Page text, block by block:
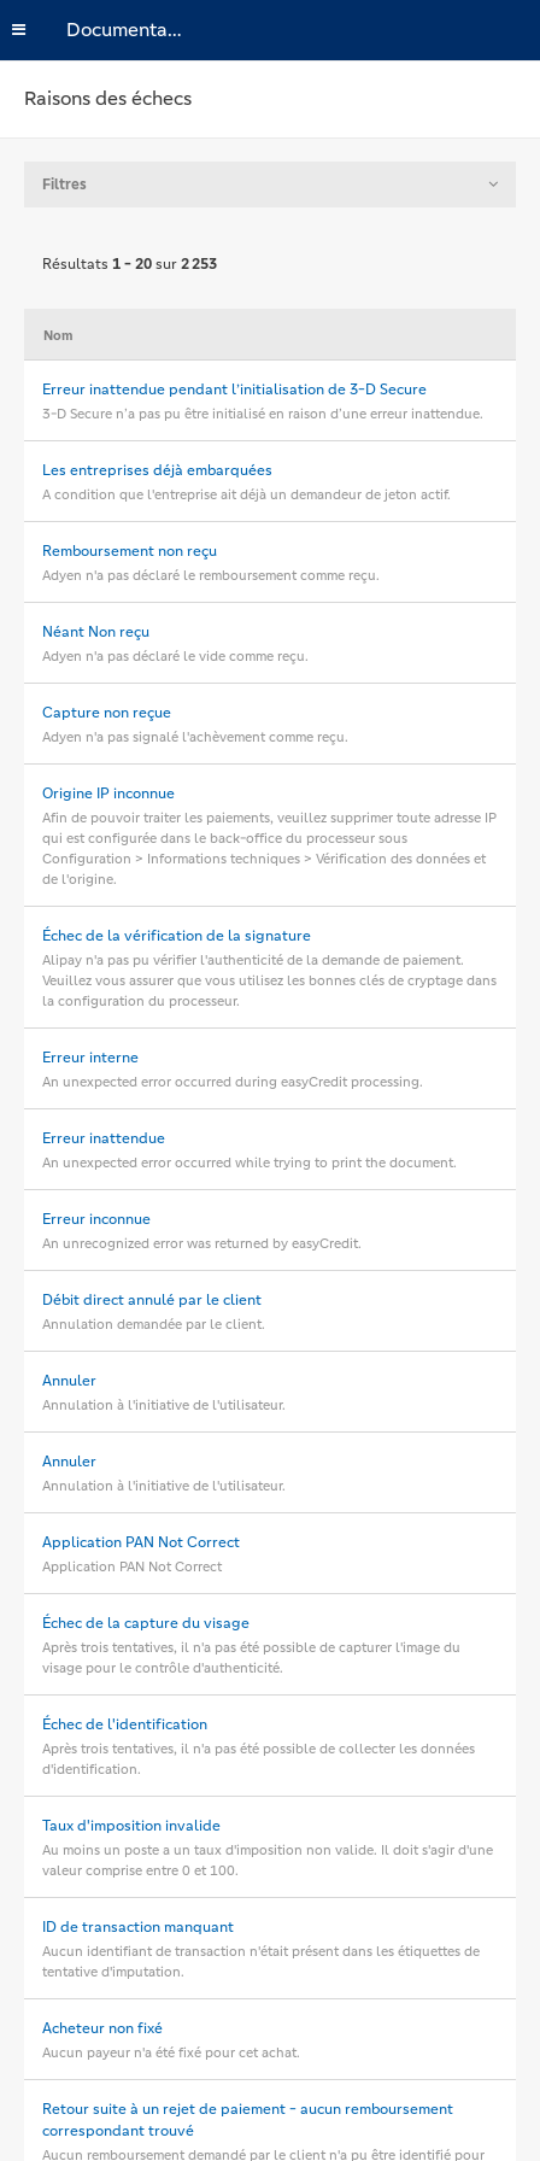
Documentation
Raisons des échecs
Filtres
Résultats 1 - 20sur2 253
Erreur inattendue pendant l’initialisation de 3-D Secure
3-D Secure n’a pas pu être initialisé en raison d’une erreur inattendue.
Les entreprises déjà embarquées
A condition que l'entreprise ait déjà un demandeur de jeton actif.
Remboursement non reçu
Adyen n'a pas déclaré le remboursement comme reçu.
Néant Non reçu
Adyen n'a pas déclaré le vide comme reçu.
Capture non reçue
Adyen n'a pas signalé l'achèvement comme reçu.
Origine IP inconnue
Afin de pouvoir traiter les paiements, veuillez supprimer toute adresse IP
qui est configurée dans le back-office du processeur sous
Configuration > Informations techniques > Vérification des données et
de l'origine.
Échec de la vérification de la signature
Alipay n'a pas pu vérifier l'authenticité de la demande de paiement.
Veuillez vous assurer que vous utilisez les bonnes clés de cryptage dans
la configuration du processeur.
Erreur interne
An unexpected error occurred during easyCredit processing.
Erreur inattendue
An unexpected error occurred while trying to print the document.
Erreur inconnue
An unrecognized error was returned by easyCredit.
Débit direct annulé par le client
Annulation demandée par le client.
Annuler
Annulation à l'initiative de l'utilisateur.
Annuler
Annulation à l'initiative de l'utilisateur.
Application PAN Not Correct
Application PAN Not Correct
Échec de la capture du visage
Après trois tentatives, il n'a pas été possible de capturer l'image du
visage pour le contrôle d'authenticité.
Échec de l'identification
Après trois tentatives, il n'a pas été possible de collecter les données
d'identification.
Taux d'imposition invalide
Au moins un poste a un taux d'imposition non valide. Il doit s'agir d'une
valeur comprise entre 0 et 100.
ID de transaction manquant
Aucun identifiant de transaction n'était présent dans les étiquettes de
tentative d'imputation.
Acheteur non fixé
Aucun payeur n'a été fixé pour cet achat.
Retour suite à un rejet de paiement - aucun remboursement
correspondant trouvé
Aucun remboursement demandé par le client n'a pu être identifié pour
Nom